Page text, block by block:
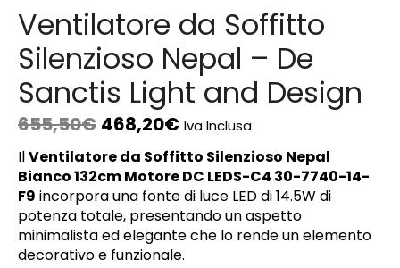
Ventilatore da Soffitto
Silenzioso Nepal – De
Sanctis Light and Design
655,50€ 468,20€ Iva Inclusa
IlVentilatore da Soffitto Silenzioso Nepal
Bianco 132cm Motore DC LEDS-C4 30-7740-14-
F9 incorpora una fonte di luce LED di 14.5W di
potenza totale, presentando un aspetto
minimalista ed elegante che lo rende un elemento
decorativo e funzionale.